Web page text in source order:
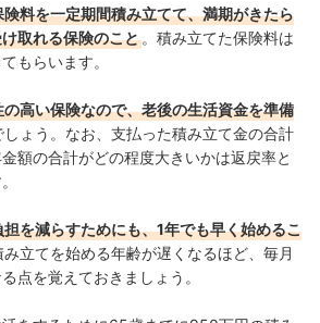
険料を一定期間積み立てて、満期がきたら
取れる保険のこと 。積み立てた保険料は
もらいます。
高い保険なので、老後の生活資金を準備
しょう 。なお、 支払った積み立て金の合計
額の合計がどの程度大きいかは返戻率と
を減らすためにも、1年でも早く始めるこ
み立てを始める年齢が遅くなるほど、毎月
点を覚えておきましょう。